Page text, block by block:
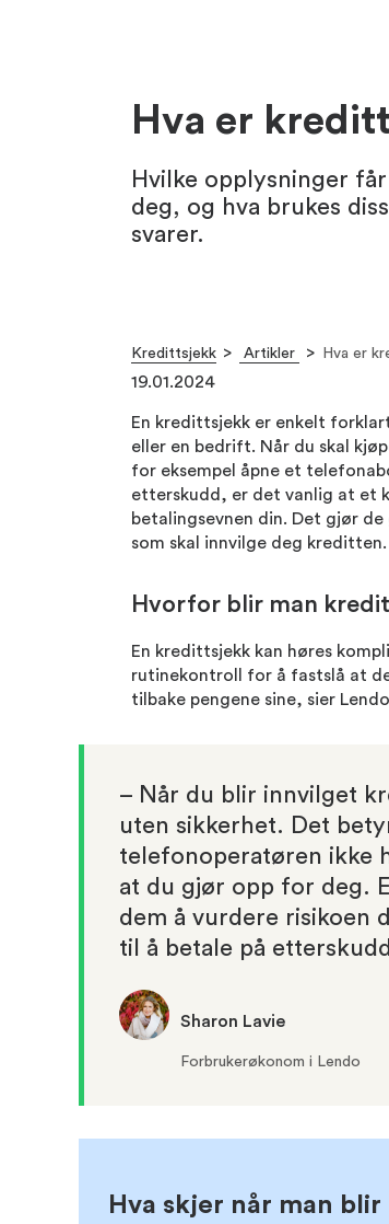
Hva er
Hvilke opplysninger
deg, og hva brukes
svarer.
Kredittsjekk Artikler Hva er
19.01.2024
En kredittsjekk er enkelt
eller en bedrift. Når du skal
for eksempel åpne et
etterskudd, er det vanlig at et
betalingsevnen din. Det gjør
som skal innvilge deg kreditten.
Hvorfor blir man
En kredittsjekk kan høres
rutinekontroll for å fastslå at
tilbake pengene sine, sier
– Når du blir innvilget
uten sikkerhet. Det
telefonoperatøren ikke
at du gjør opp for deg.
dem å vurdere risikoen
til å betale på
Sharon Lavie
Forbrukerøkonom i Lendo
Hva skjer når man